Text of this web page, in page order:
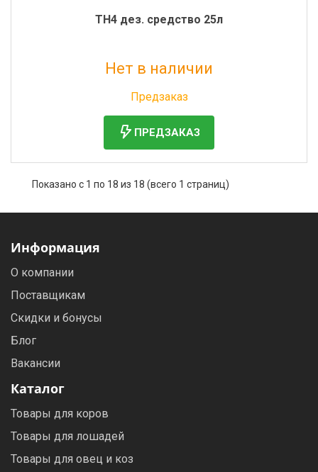
ТН4 дез. средство 25л
Нет в наличии
Предзаказ
ПРЕДЗАКАЗ
Показано с 1 по 18 из 18 (всего 1 страниц)
Информация
О компании
Поставщикам
Скидки и бонусы
Блог
Вакансии
Каталог
Товары для коров
Товары для лошадей
Товары для овец и коз